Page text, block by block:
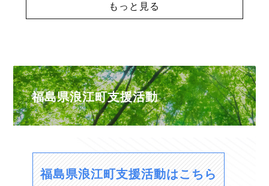
もっと見る
福島県浪江町支援活動
福島県浪江町支援活動はこちら